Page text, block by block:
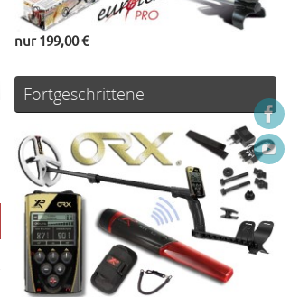
nur 199,00 €
Fortgeschrittene